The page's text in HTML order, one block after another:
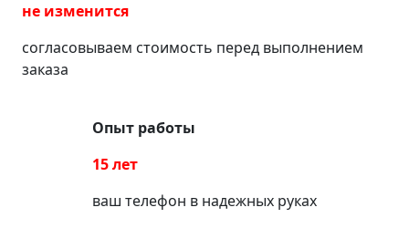
не изменится
согласовываем стоимость перед выполнением
заказа
Опыт работы
15 лет
ваш телефон в надежных руках